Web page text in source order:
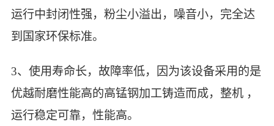
运行中封闭性强，粉尘小溢出，噪音小，完全达
到国家环保标准。
3、使用寿命长，故障率低，因为该设备采用的是
优越耐磨性能高的高锰钢加工铸造而成，整机 ，
运行稳定可靠，性能高。